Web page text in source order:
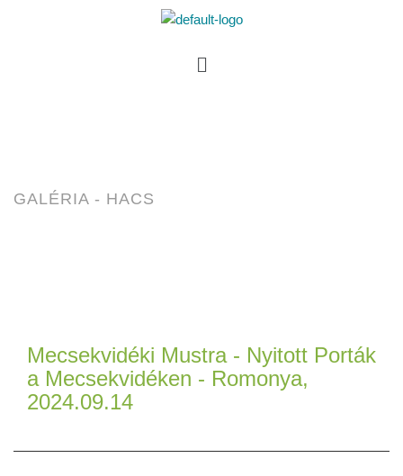
GALÉRIA - HACS
Mecsekvidéki Mustra - Nyitott Porták
a Mecsekvidéken - Romonya,
2024.09.14